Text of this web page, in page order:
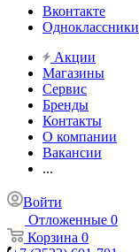
Вконтакте
Одноклассники
Акции
Магазины
Сервис
Бренды
Контакты
О компании
Вакансии
...
Войти
Отложенные 0
Корзина 0